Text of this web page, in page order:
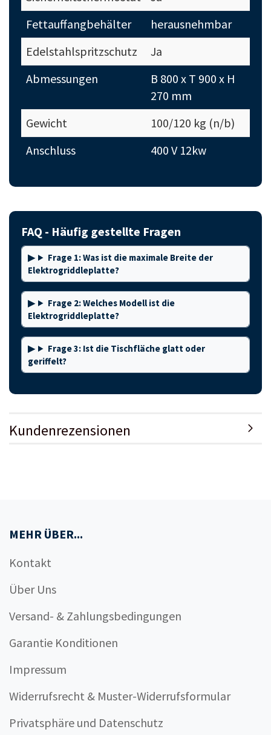
Fettauffangbehälter
herausnehmbar
Edelstahlspritzschutz
Ja
Abmessungen
B 800 x T 900 x H
270 mm
Gewicht
100/120 kg (n/b)
Anschluss
400 V 12kw
FAQ - Häufig gestellte Fragen
Frage 1: Was ist die maximale Breite der
Elektrogriddleplatte?
Frage 2: Welches Modell ist die
Elektrogriddleplatte?
Frage 3: Ist die Tischfläche glatt oder
geriffelt?
Kundenrezensionen
MEHR ÜBER...
Kontakt
Über Uns
Versand- & Zahlungsbedingungen
Garantie Konditionen
Impressum
Widerrufsrecht & Muster-Widerrufsformular
Privatsphäre und Datenschutz